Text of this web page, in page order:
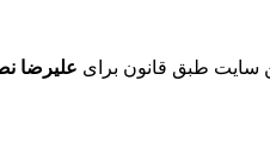
سایت طبق قانون برای علیرضا